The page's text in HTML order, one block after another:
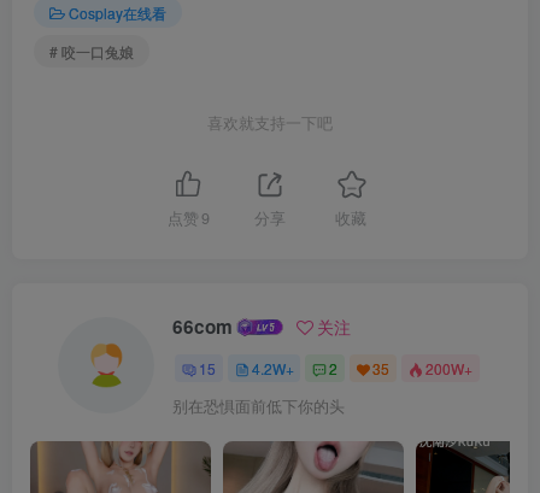
Cosplay在线看
# 咬一口兔娘
喜欢就支持一下吧
点赞 9 分享 收藏
66com 关注
15 4.2W+ 2 35 200W+
别在恐惧面前低下你的头